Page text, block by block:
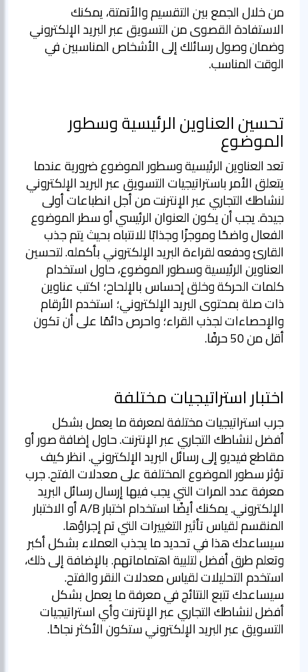
من خلال الجمع بين التقسيم والأتمتة، يمكنك
الاستفادة القصوى من التسويق عبر البريد الإلكتروني
وضمان وصول رسائلك إلى الأشخاص المناسبين في
الوقت المناسب.
تحسين العناوين الرئيسية وسطور
الموضوع
تعد العناوين الرئيسية وسطور الموضوع ضرورية عندما
يتعلق الأمر باستراتيجيات التسويق عبر البريد الإلكتروني
لنشاطك التجاري عبر الإنترنت من أجل انطباعات أولى
جيدة. يجب أن يكون العنوان الرئيسي أو سطر الموضوع
الفعال واضحًا وموجزًا وجذابًا للانتباه بحيث يتم جذب
القارئ ودفعه لقراءة البريد الإلكتروني بأكمله. لتحسين
العناوين الرئيسية وسطور الموضوع، حاول استخدام
كلمات الحركة وخلق إحساس بالإلحاح؛ اكتب عناوين
ذات صلة بمحتوى البريد الإلكتروني؛ استخدم الأرقام
والإحصاءات لجذب القراء؛ واحرص دائمًا على أن تكون
أقل من 50 حرفًا.
اختبار استراتيجيات مختلفة
جرب استراتيجيات مختلفة لمعرفة ما يعمل بشكل
أفضل لنشاطك التجاري عبر الإنترنت. حاول إضافة صور أو
مقاطع فيديو إلى رسائل البريد الإلكتروني. انظر كيف
تؤثر سطور الموضوع المختلفة على معدلات الفتح. جرب
معرفة عدد المرات التي يجب فيها إرسال رسائل البريد
الإلكتروني. يمكنك أيضًا استخدام اختبار A/B أو الاختبار
المنقسم لقياس تأثير التغييرات التي تم إجراؤها.
سيساعدك هذا في تحديد ما يجذب العملاء بشكل أكبر
وتعلم طرق أفضل لتلبية اهتماماتهم. بالإضافة إلى ذلك،
استخدم التحليلات لقياس معدلات النقر والفتح.
سيساعدك تتبع النتائج في معرفة ما يعمل بشكل
أفضل لنشاطك التجاري عبر الإنترنت وأي استراتيجيات
التسويق عبر البريد الإلكتروني ستكون الأكثر نجاحًا.